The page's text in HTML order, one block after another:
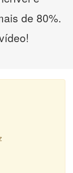
de 80%.